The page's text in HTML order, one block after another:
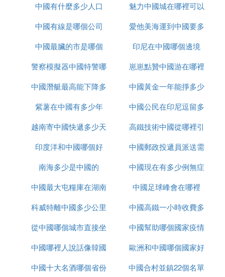
：如掛綠荔枝僅存母樹後代。
運輸成本：進口水果需空運或冷鏈。
品牌溢價：如日本「晴王」商標保護。
拍賣文化：頂級水果常作為禮品拍賣。
注意事項：
上述價格為高端渠道（如進口超市、拍賣會）參考
價，普通市場可能更低。
國產優質品種（如新疆西州蜜瓜、海南金鑽鳳梨）價
格親民但品質同樣優秀。
建議購買時根據實際需求和渠道比價，避免過度追求
「天價」水果。
三亞盛產荔枝，品種繁多，成熟季節不一。早熟荔枝
在3月成熟，圓枝荔枝5月成熟，黑葉荔枝和綠掛荔枝
則在6月至7月間成熟。市場上荔枝售價通常為每斤10
元，以其清甜可口、甘甜的特點受到消費者喜愛。定
大
中國有什麼多少人口
魅力中國城在哪裡可以
看
中國有線是哪個公司
愛他美海運到中國要多
久
中國最臟的市是哪個
印尼在中國哪個邊境
警察模擬器中國特警哪
裡下載
崽崽點贊中國游在哪裡
中國潛艇最高能下降多
少米
中國黃金一年能掙多少
錢
紫薯在中國有多少年
中國公民在印尼逗留多
久
越南寄中國快遞多少天
高鐵技術中國從哪裡引
進
印度洋和中國哪個好
中國郵政投遞員派送需
要多久
南海多少是中國的
中國現在有多少例無症
狀感染者
中國最大屯糧庫在湖南
哪裡
中國足球峰會在哪裡
科威特離中國多少公里
中國高鐵一小時收費多
少
從中國哪個城市直接坐
大巴去越南
中國幫助哪個國家疫情
中國哪裡人說話像韓國
話
歐洲和中國哪個國家好
玩
中國十大名酒哪個省份
中國合村並鎮22個名單